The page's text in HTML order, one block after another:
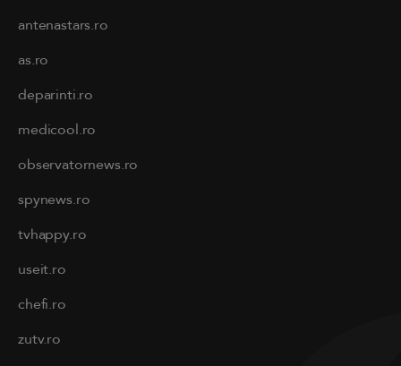
antenastars.ro
as.ro
deparinti.ro
medicool.ro
observatornews.ro
spynews.ro
tvhappy.ro
useit.ro
chefi.ro
zutv.ro